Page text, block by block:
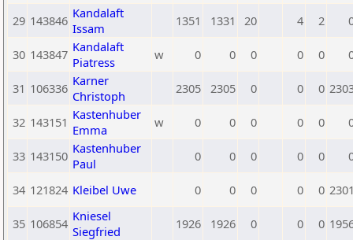
29 143846 Kandalaft
Issam
1351 1331 20 4 2
30 143847 Kandalaft
Piatress
w 0 0 0 0 0
31 106336 Karner
Christoph
2305 2305 0 0 0
32 143151 Kastenhuber
Emma
w 0 0 0 0 0
33 143150 Kastenhuber
Paul
0 0 0 0 0
34 121824 Kleibel Uwe 0 0 0 0 0
35 106854 Kniesel
Siegfried
1926 1926 0 0 0